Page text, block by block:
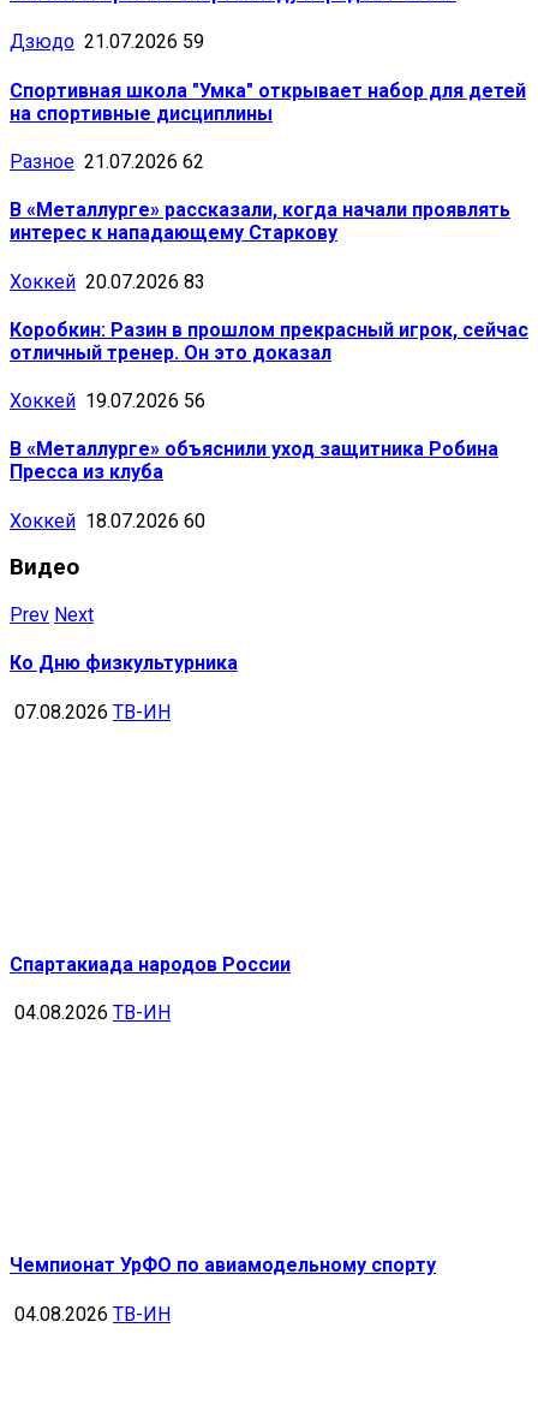
Дзюдо 21.07.2026 59
Спортивная школа "Умка" открывает набор для детей
на спортивные дисциплины
Разное 21.07.2026 62
В «Металлурге» рассказали, когда начали проявлять
интерес к нападающему Старкову
Хоккей 20.07.2026 83
Коробкин: Разин в прошлом прекрасный игрок, сейчас
отличный тренер. Он это доказал
Хоккей 19.07.2026 56
В «Металлурге» объяснили уход защитника Робина
Пресса из клуба
Хоккей 18.07.2026 60
Видео
Prev Next
Ко Дню физкультурника
07.08.2026 ТВ-ИН
Спартакиада народов России
04.08.2026 ТВ-ИН
Чемпионат УрФО по авиамодельному спорту
04.08.2026 ТВ-ИН